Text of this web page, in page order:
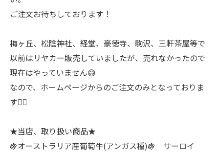
ご注文お待ちしております！
梅ヶ丘、松陰神社、経堂、豪徳寺、駒沢、三軒茶屋等で
以前はリヤカー販売していましたが、売れなかったので
現在はやっていません😅
なので、ホームページからのご注文のみとなっておりま
す🙇‍♂
★当店、取り扱い商品★
🍇オーストラリア産葡萄牛(アンガス種)🍇 サーロイ